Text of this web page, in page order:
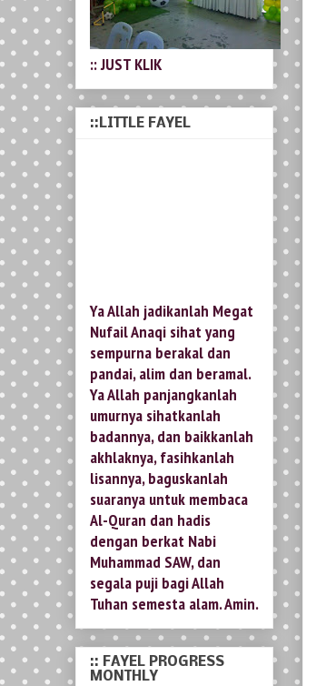
:: JUST KLIK
::LITTLE FAYEL
Ya Allah jadikanlah Megat
Nufail Anaqi sihat yang
sempurna berakal dan
pandai, alim dan beramal.
Ya Allah panjangkanlah
umurnya sihatkanlah
badannya, dan baikkanlah
akhlaknya, fasihkanlah
lisannya, baguskanlah
suaranya untuk membaca
Al-Quran dan hadis
dengan berkat Nabi
Muhammad SAW, dan
segala puji bagi Allah
Tuhan semesta alam. Amin.
:: FAYEL PROGRESS
MONTHLY